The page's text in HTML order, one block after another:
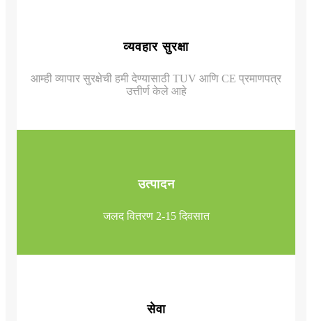
व्यवहार सुरक्षा
आम्ही व्यापार सुरक्षेची हमी देण्यासाठी TUV आणि CE प्रमाणपत्र
उत्तीर्ण केले आहे
उत्पादन
जलद वितरण 2-15 दिवसात
सेवा